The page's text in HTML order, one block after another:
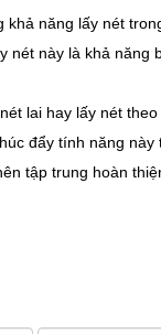
khả năng lấy nét
nét này là khả năng
lai hay lấy nét
đẩy tính năng
tập trung hoàn